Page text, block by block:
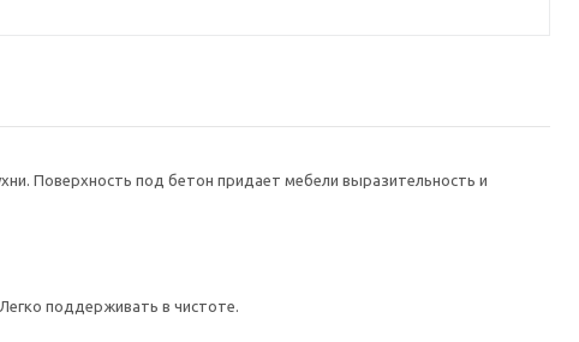
Поверхность под бетон придает мебели выразительность и
поддерживать в чистоте.